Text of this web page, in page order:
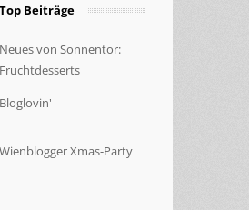
Beiträge
Neues von Sonnentor:
Fruchtdesserts
Bloglovin'
Wienblogger Xmas-Party